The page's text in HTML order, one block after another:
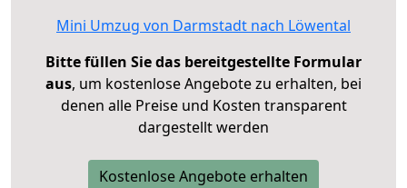
Mini Umzug von Darmstadt nach Löwental
Bitte füllen Sie das bereitgestellte Formular
aus, um kostenlose Angebote zu erhalten, bei
denen alle Preise und Kosten transparent
dargestellt werden
Kostenlose Angebote erhalten